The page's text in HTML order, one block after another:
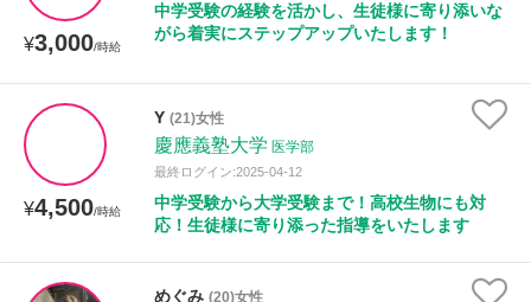
¥3,000/時給
中学受験の経験を活かし、生徒様に寄り添いな
がら着実にステップアップいたします！
¥4,500/時給
Y (21)女性
慶應義塾大学 医学部
最終ログイン:2025-04-12
中学受験から大学受験まで！高校生物にも対
応！生徒様に寄り添った指導をいたします
めぐみ (20)女性
性別